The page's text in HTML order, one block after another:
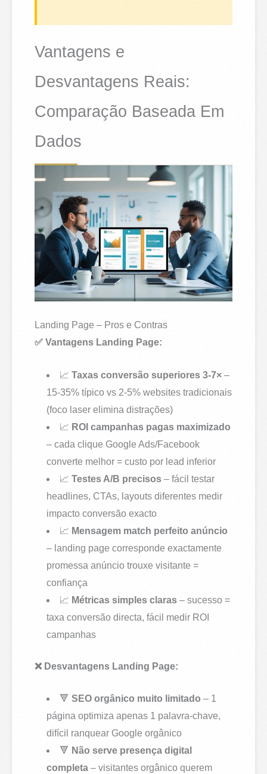
Vantagens e
Desvantagens Reais:
Comparação Baseada Em
Dados
Landing Page – Pros e Contras
✅ Vantagens Landing Page:
📈Taxas conversão superiores 3-7× –
15-35% típico vs 2-5% websites tradicionais
(foco laser elimina distrações)
📈 ROI campanhas pagas maximizado
– cada clique Google Ads/Facebook
converte melhor = custo por lead inferior
📈Testes A/B precisos – fácil testar
headlines, CTAs, layouts diferentes medir
impacto conversão exacto
📈 Mensagem match perfeito anúncio
– landing page corresponde exactamente
promessa anúncio trouxe visitante =
confiança
📈 Métricas simples claras – sucesso =
taxa conversão directa, fácil medir ROI
campanhas
❌ Desvantagens Landing Page:
🔻SEO orgânico muito limitado – 1
página optimiza apenas 1 palavra-chave,
difícil ranquear Google orgânico
🔻 Não serve presença digital
completa – visitantes orgânico querem